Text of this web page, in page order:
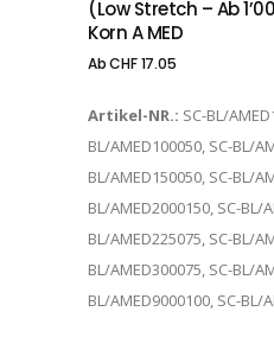
(low Stretch – Ab
Korn A MED
AbCHF17.05
Artikel-NR.: SC-BL/
BL/AMED100050, SC-BL/
BL/AMED150050, SC-BL/
BL/AMED2000150, SC-BL/
BL/AMED225075, SC-BL/
BL/AMED300075, SC-BL/
BL/AMED9000100, SC-BL/